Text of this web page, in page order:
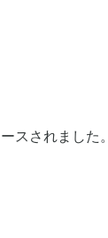
スされました。